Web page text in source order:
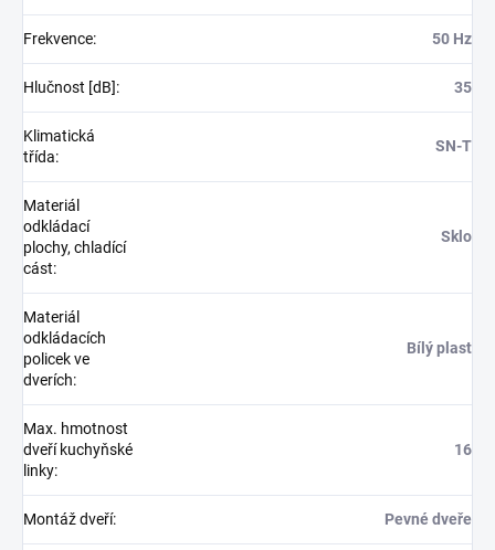
Frekvence: 50 Hz
Hlučnost [dB]: 35
Klimatická
třída:
SN-T
Materiál
odkládací
plochy, chladící
cást:
Sklo
Materiál
odkládacích
policek ve
dverích:
Bílý plast
Max. hmotnost
dveří kuchyňské
linky:
16
Montáž dveří: Pevné dveře